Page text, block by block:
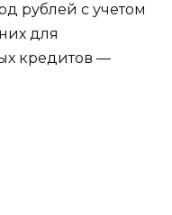
рублей с учетом
для
кредитов —